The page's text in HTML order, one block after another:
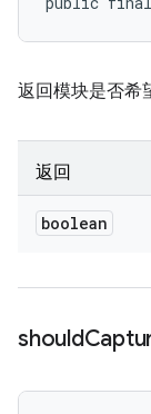
返回模块是否希
返回
boolean
should